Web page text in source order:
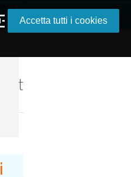
Accetta tutti i cookies